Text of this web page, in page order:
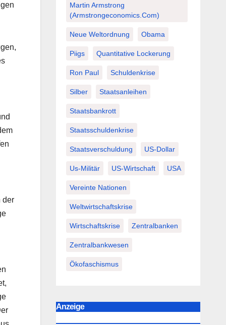
der
Martin Armstrong
(Armstrongeconomics.com)
Neue Weltordnung Obama
Piigs Quantitative Lockerung
Ron Paul Schuldenkrise
Silber Staatsanleihen
Staatsbankrott
Staatsschuldenkrise
Staatsverschuldung US-Dollar
Us-Militär US-Wirtschaft USA
Vereinte Nationen
Weltwirtschaftskrise
Wirtschaftskrise Zentralbanken
Zentralbankwesen
Ökofaschismus
Anzeige